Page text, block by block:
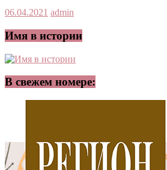
06.04.2021 admin
Имя в истории
В свежем номере: